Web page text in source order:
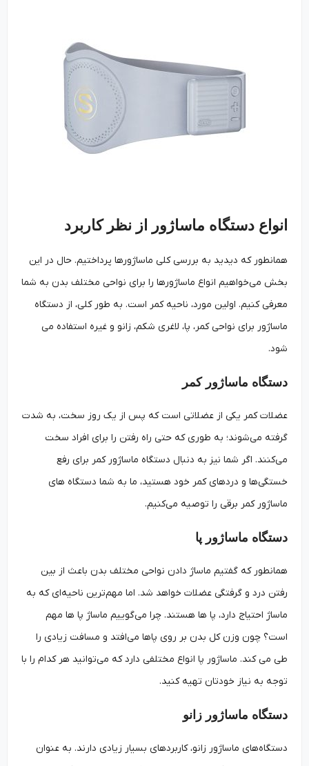
انواع دستگاه ماساژور از نظر کاربرد
همانطور که دیدید به بررسی کلی ماساژورها پرداختیم. حال در این
بخش می‌خواهیم انواع ماساژورها را برای نواحی مختلف بدن به شما
معرفی کنیم. اولین مورد، ناحیه کمر است. به طور کلی، از دستگاه
ماساژور برای نواحی کمر، پا، لاغری شکم، زانو و غیره استفاده می
دستگاه ماساژور کمر
عضلات کمر یکی از عضلاتی است که پس از یک روز سخت، به شدت
گرفته می‌شوند؛ به طوری که حتی راه رفتن را برای افراد سخت
می‌کنند. اگر شما نیز به دنبال دستگاه ماساژور کمر برای رفع
خستگی‌ها و دردهای کمر خود هستید، ما به شما دستگاه های
ماساژور کمر برقی را توصیه می‌کنیم.
دستگاه ماساژور پا
همانطور که گفتیم ماساژ دادن نواحی مختلف بدن باعث از بین
رفتن درد و گرفتگی عضلات خواهد شد. اما مهم‌ترین ناحیه‌ای که به
ماساژ احتیاج دارد، پا ها هستند. چرا می‌گوییم ماساژ پا ها مهم
است؟ چون وزن کل بدن بر روی پاها می‌افتد و مسافت زیادی را
طی می کند. ماساژور پا انواع مختلفی دارد که می‌توانید هر کدام را با
توجه به نیاز خودتان تهیه کنید.
دستگاه ماساژور زانو
دستگاه‌های ماساژور زانو، کاربردهای بسیار زیادی دارند. به عنوان